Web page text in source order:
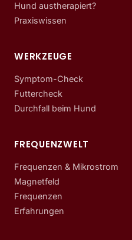
Hund austherapiert?
Praxiswissen
WERKZEUGE
Symptom-Check
Futtercheck
Durchfall beim Hund
FREQUENZWELT
Frequenzen & Mikrostrom
Magnetfeld
Frequenzen
Erfahrungen